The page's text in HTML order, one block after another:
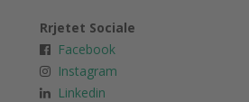
Rrjetet Sociale
Facebook
Instagram
Linkedin